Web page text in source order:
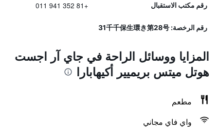
رقم مكتب الاستقبال +81 352 941 011
رقم الرخصة: 31千千保生環き第28号
المزايا ووسائل الراحة في جاي آر اجست
هوتل ميتس بريميير أكيهابارا
مطعم
واي فاي مجاني